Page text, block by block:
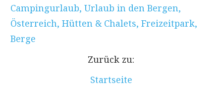
Campingurlaub, Urlaub in den Bergen,
Österreich, Hütten & Chalets, Freizeitpark,
Berge
Zurück zu:
Startseite